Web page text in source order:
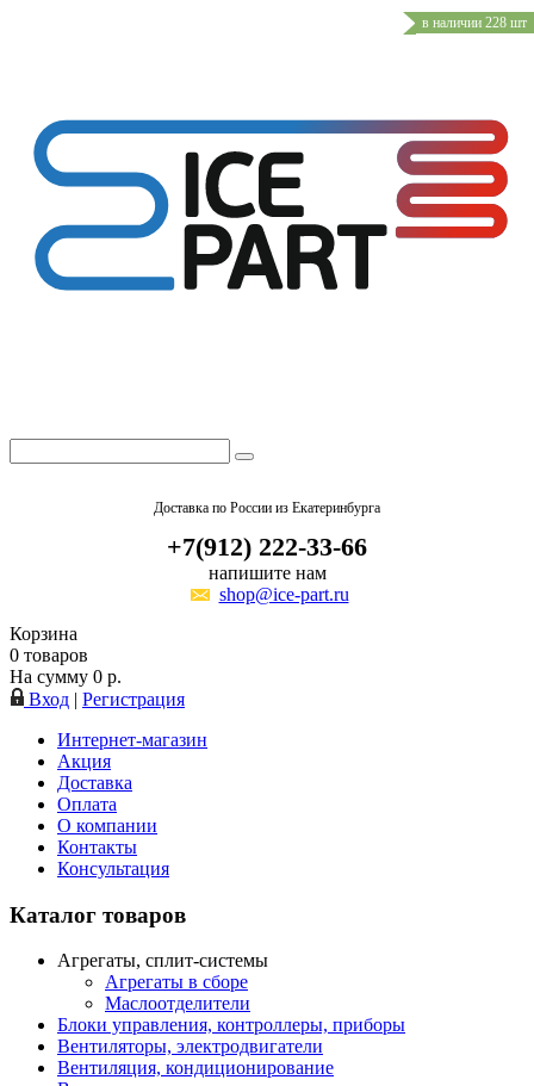
Доставка по России из Екатеринбурга
+7(912) 222-33-66
напишите нам
shop@ice-part.ru
Корзина
0 товаров
На сумму 0 р.
Вход | Регистрация
Интернет-магазин
Акция
Доставка
Оплата
О компании
Контакты
Консультация
Каталог товаров
Агрегаты, сплит-системы
Агрегаты в сборе
Маслоотделители
Блоки управления, контроллеры, приборы
Вентиляторы, электродвигатели
Вентиляция, кондиционирование
в наличии 228 шт